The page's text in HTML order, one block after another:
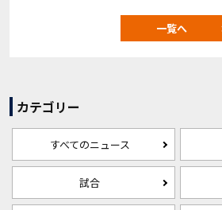
一覧へ
カテゴリー
すべてのニュース
試合